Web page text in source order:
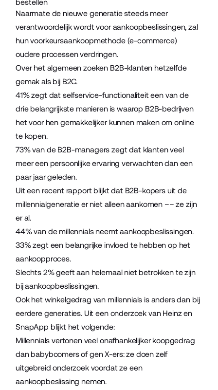
bestellen
Naarmate de nieuwe generatie steeds meer
verantwoordelijk wordt voor aankoopbeslissingen, zal
hun voorkeursaankoopmethode (e-commerce)
oudere processen verdringen.
Over het algemeen zoeken B2B-klanten hetzelfde
gemak als bij B2C.
41% zegt dat selfservice-functionaliteiteen van de
drie belangrijkste manieren is waarop B2B-bedrijven
het voor hen gemakkelijker kunnen maken om online
te kopen.
73% van de B2B-managers zegt dat klanten veel
meer een persoonlijke ervaring verwachtendan een
paar jaar geleden.
Uit een recent rapport blijkt dat B2B-kopers uit de
millennialgeneratieer niet alleen aankomen –– ze zijn
er al.
44% van de millennials neemt aankoopbeslissingen.
33% zegt een belangrijke invloed te hebben op het
aankoopproces.
Slechts 2% geeft aan helemaal niet betrokken te zijn
bij aankoopbeslissingen.
Ook het winkelgedrag van millennials is anders dan bij
eerdere generaties. Uit een onderzoek van Heinz en
SnapApp blijkt het volgende:
Millennials vertonen veel onafhankelijker koopgedrag
dan babyboomers of gen X-ers: ze doen zelf
uitgebreid onderzoek voordat ze een
aankoopbeslissing nemen.